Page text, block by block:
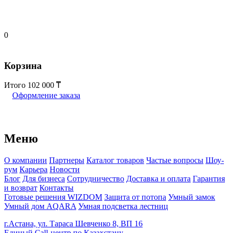
0
Корзина
Итого 102 000
Оформление заказа
Меню
О компании Партнеры Каталог товаров Частые вопросы Шоу-
рум Карьера Новости
Блог Для бизнеса Сотрудничество Доставка и оплата Гарантия
и возврат Контакты
Готовые решения WIZDOM Защита от потопа Умный замок
Умный дом AQARA Умная подсветка лестниц
г.Астана, ул. Тараса Шевченко 8, ВП 16